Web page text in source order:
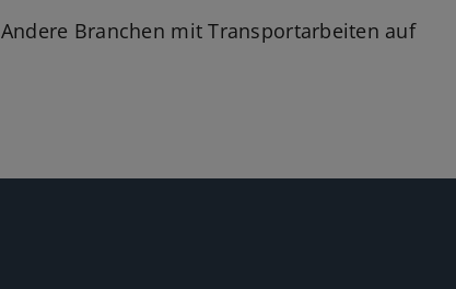
Branchen mit Transportarbeiten auf